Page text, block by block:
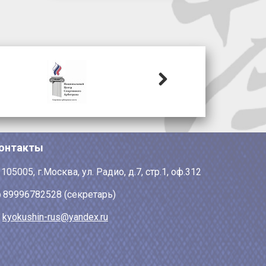
г.Москва, ул. Радио, д.7, стр.1, оф.312
89996782528 (секретарь)
kyokushin-rus@yandex.ru